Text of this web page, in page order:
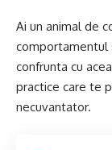
Ai un animal de
comportamentul
confrunta cu
practice care te
necuvantator.